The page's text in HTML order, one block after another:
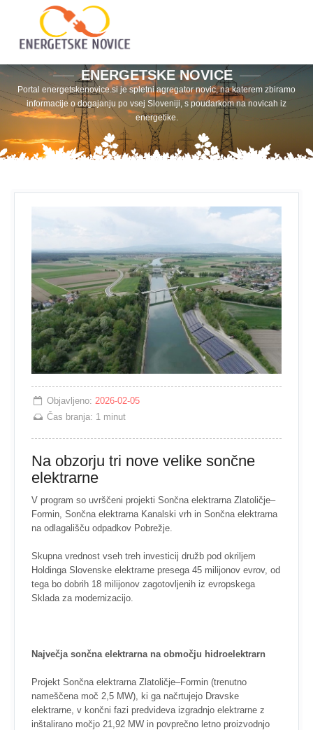
ENERGETSKE NOVICE
Portal energetskenovice.si je spletni agregator novic, na katerem zbiramo
informacije o dogajanju po vsej Sloveniji, s poudarkom na novicah iz
energetike.
Objavljeno: 2026-02-05
Čas branja: 1 minut
Na obzorju tri nove velike sončne
elektrarne
V program so uvrščeni projekti Sončna elektrarna Zlatoličje–
Formin, Sončna elektrarna Kanalski vrh in Sončna elektrarna
na odlagališču odpadkov Pobrežje.
Skupna vrednost vseh treh investicij družb pod okriljem
Holdinga Slovenske elektrarne presega 45 milijonov evrov, od
tega bo dobrih 18 milijonov zagotovljenih iz evropskega
Sklada za modernizacijo.
Največja sončna elektrarna na območju hidroelektrarn
Projekt Sončna elektrarna Zlatoličje–Formin (trenutno
nameščena moč 2,5 MW), ki ga načrtujejo Dravske
elektrarne, v končni fazi predvideva izgradnjo elektrarne z
inštalirano močjo 21,92 MW in povprečno letno proizvodnjo